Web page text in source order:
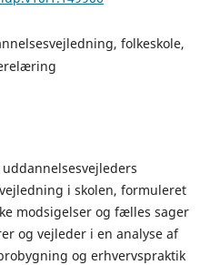
folkeskole,
i skolen, formuleret
modsigelser og fælles sager
og vejleder i en analyse af
og erhvervspraktik